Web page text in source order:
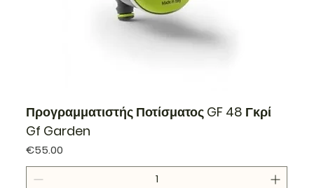
Προγραμματιστής Ποτίσματος GF 48 Γκρί
Gf Garden
Price
€55.00